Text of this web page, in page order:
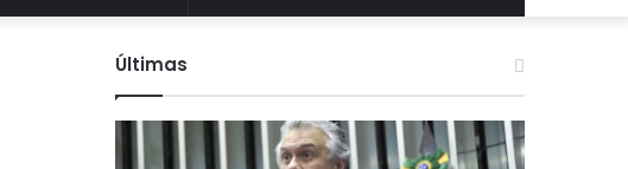
Últimas